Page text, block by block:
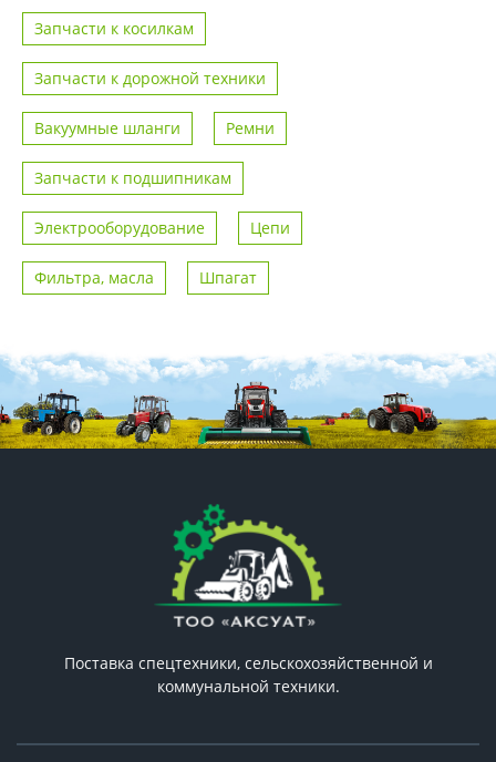
Запчасти к косилкам
Запчасти к дорожной техники
Вакуумные шланги Ремни
Запчасти к подшипникам
Электрооборудование Цепи
Фильтра, масла Шпагат
Поставка спецтехники, сельскохозяйственной и
коммунальной техники.